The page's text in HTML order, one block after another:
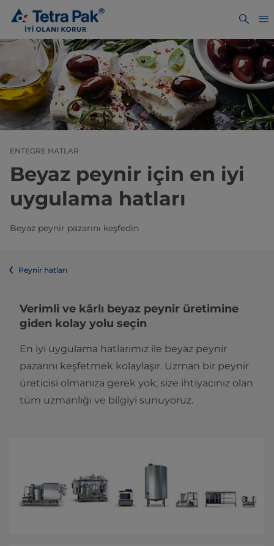
ENTEGRE HATLAR
Beyaz peynir için en iyi
uygulama hatları
Beyaz peynir pazarını keşfedin
Peynir hatları
Verimli ve kârlı beyaz peynir üretimine
giden kolay yolu seçin
En iyi uygulama hatlarımız ile beyaz peynir
pazarını keşfetmek kolaylaşır. Uzman bir peynir
üreticisi olmanıza gerek yok; size ihtiyacınız olan
tüm uzmanlığı ve bilgiyi sunuyoruz.